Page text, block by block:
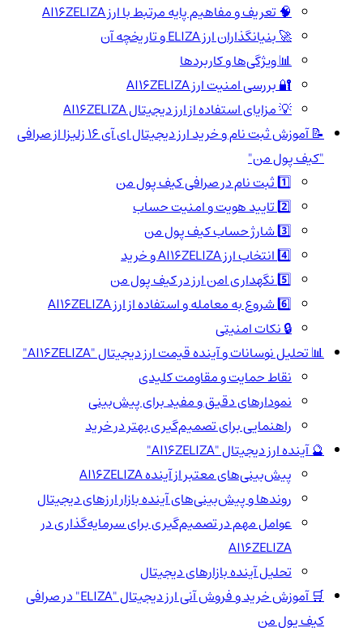
🧠 تعریف و مفاهیم پایه مرتبط با ارز AI16ZELIZA
🚀 بنیانگذاران ارز ELIZA و تاریخچه آن
📊 ویژگی‌ها و کاربردها
🔐 بررسی امنیت ارز AI16ZELIZA
💡 مزایای استفاده از ارز دیجیتال AI16ZELIZA
📝 آموزش ثبت نام و خرید ارز دیجیتال ای آی 16 زلیزا از صرافی
"کیف پول من"
1️⃣ ثبت نام در صرافی کیف پول من
2️⃣ تایید هویت و امنیت حساب
3️⃣ شارژ حساب کیف پول من
4️⃣ انتخاب ارز AI16ZELIZA و خرید
5️⃣ نگهداری امن ارز در کیف پول من
6️⃣ شروع به معامله و استفاده از ارز AI16ZELIZA
🔒 نکات امنیتی
📊 تحلیل نوسانات و آینده قیمت ارز دیجیتال "AI16ZELIZA"
نقاط حمایت و مقاومت کلیدی
نمودارهای دقیق و مفید برای پیش‌بینی
راهنمایی برای تصمیم‌گیری بهتر در خرید
🔮 آینده ارز دیجیتال "AI16ZELIZA"
پیش‌بینی‌های معتبر از آینده AI16ZELIZA
روندها و پیش‌بینی‌های آینده بازار ارزهای دیجیتال
عوامل مهم در تصمیم‌گیری برای سرمایه‌گذاری در
AI16ZELIZA
تحلیل آینده بازارهای دیجیتال
🛒 آموزش خرید و فروش آنی ارز دیجیتال "ELIZA" در صرافی
کیف پول من